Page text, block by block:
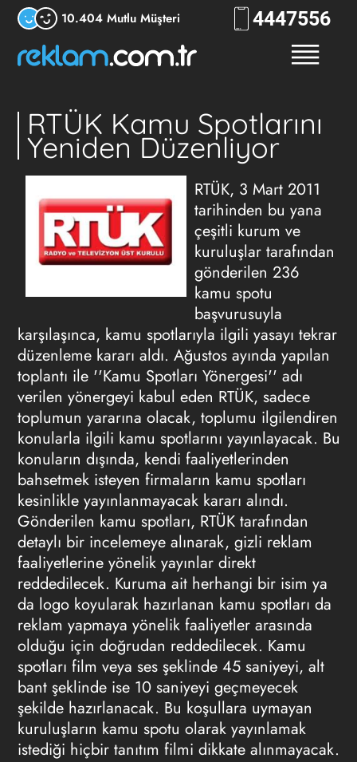
10.404 Mutlu Müşteri 4447556
RTÜK Kamu Spotlarını
Yeniden Düzenliyor
RTÜK, 3 Mart 2011
tarihinden bu yana
çeşitli kurum ve
kuruluşlar tarafından
gönderilen 236
kamu spotu
başvurusuyla
karşılaşınca, kamu spotlarıyla ilgili yasayı tekrar
düzenleme kararı aldı. Ağustos ayında yapılan
toplantı ile ''Kamu Spotları Yönergesi'' adı
verilen yönergeyi kabul eden RTÜK, sadece
toplumun yararına olacak, toplumu ilgilendiren
konularla ilgili kamu spotlarını yayınlayacak. Bu
konuların dışında, kendi faaliyetlerinden
bahsetmek isteyen firmaların kamu spotları
kesinlikle yayınlanmayacak kararı alındı.
Gönderilen kamu spotları, RTÜK tarafından
detaylı bir incelemeye alınarak, gizli reklam
faaliyetlerine yönelik yayınlar direkt
reddedilecek. Kuruma ait herhangi bir isim ya
da logo koyularak hazırlanan kamu spotları da
reklam yapmaya yönelik faaliyetler arasında
olduğu için doğrudan reddedilecek. Kamu
spotları film veya ses şeklinde 45 saniyeyi, alt
bant şeklinde ise 10 saniyeyi geçmeyecek
şekilde hazırlanacak. Bu koşullara uymayan
kuruluşların kamu spotu olarak yayınlamak
istediği hiçbir tanıtım filmi dikkate alınmayacak.